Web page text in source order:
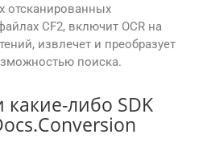
отсканированных
CF2, включит OCR на
извлечет и преобразует
поиска.
либо SDK